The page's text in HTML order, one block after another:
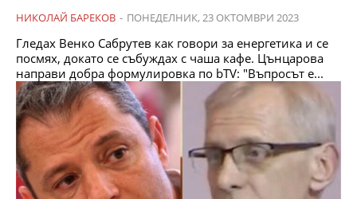
НИКОЛАЙ БАРЕКОВ - ПОНЕДЕЛНИК, 23 ОКТОМВРИ 2023
Гледах Венко Сабрутев как говори за енергетика и се
посмях, докато се събуждах с чаша кафе. Цънцарова
направи добра формулировка по bTV: "Въпросът е...